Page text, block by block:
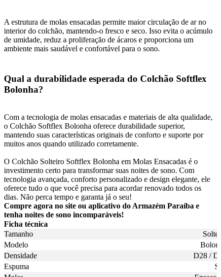
A estrutura de molas ensacadas permite maior circulação de ar no
interior do colchão, mantendo-o fresco e seco. Isso evita o acúmulo
de umidade, reduz a proliferação de ácaros e proporciona um
ambiente mais saudável e confortável para o sono.
Qual a durabilidade esperada do Colchão Softflex
Bolonha?
Com a tecnologia de molas ensacadas e materiais de alta qualidade,
o Colchão Softflex Bolonha oferece durabilidade superior,
mantendo suas características originais de conforto e suporte por
muitos anos quando utilizado corretamente.
O Colchão Solteiro Softflex Bolonha em Molas Ensacadas é o
investimento certo para transformar suas noites de sono. Com
tecnologia avançada, conforto personalizado e design elegante, ele
oferece tudo o que você precisa para acordar renovado todos os
dias. Não perca tempo e garanta já o seu!
Compre agora no site ou aplicativo do Armazém Paraíba e
tenha noites de sono incomparáveis!
Ficha técnica
Tamanho
Modelo
Densidade
D28 /
Espuma